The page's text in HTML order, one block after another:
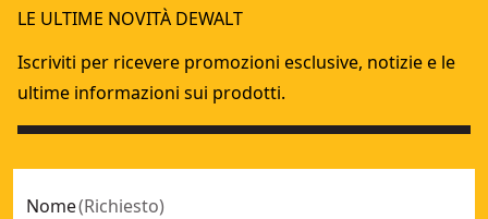
Rivettatrice BRUSHLESS 18V XR da 6,3 mm - 2 X
Strumento per rivetti senza spazzole 18V XR da 4,8 mm - 2
LE ULTIME NOVITÀ DEWALT
Iscriviti per ricevere promozioni esclusive, notizie e le
ultime informazioni sui prodotti.
Nome(Richiesto)